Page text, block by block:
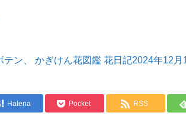
ン、 かぎけん花図鑑 花日記2024年12月
Hatena Pocket RSS